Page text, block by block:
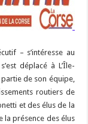
– s’intéresse au
déplacé à L’Île-
de son équipe,
routiers de
et des élus de la
la présence des élus